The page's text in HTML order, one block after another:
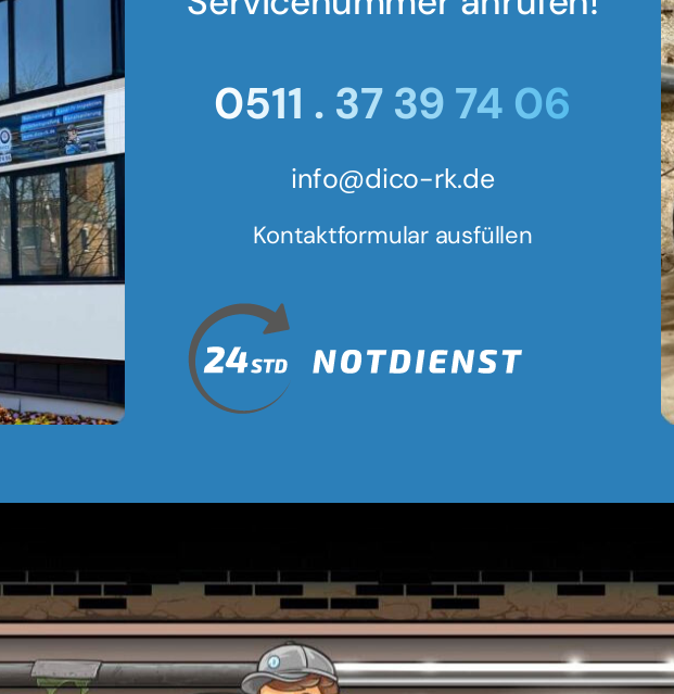
0511 . 37 39 74 06
info@dico-rk.de
Kontaktformular ausfüllen